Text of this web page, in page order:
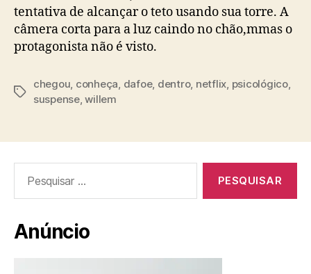
tentativa de alcançar o teto usando sua torre. A
câmera corta para a luz caindo no chão,mmas o
protagonista não é visto.
Tags
chegou, conheça, dafoe, dentro, netflix, psicológico,
suspense,willem
por:
Anúncio